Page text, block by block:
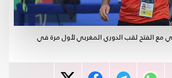
مع الفتح لقب الدوري المغربي لأول مرة في